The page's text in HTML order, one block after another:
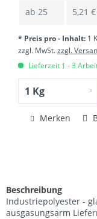
ab 25 5,21
* Preis pro - Inhalt: 1
zzgl. MwSt.zzgl.
Lieferzeit 1 - 3
Merken
Beschreibung
Industriepolyester -
ausgasungsarm